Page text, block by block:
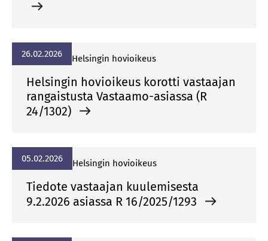
26.02.2026 Helsingin hovioikeus
Helsingin hovioikeus korotti vastaajan
rangaistusta Vastaamo-asiassa (R
24/1302)
05.02.2026 Helsingin hovioikeus
Tiedote vastaajan kuulemisesta
9.2.2026 asiassa R 16/2025/1293